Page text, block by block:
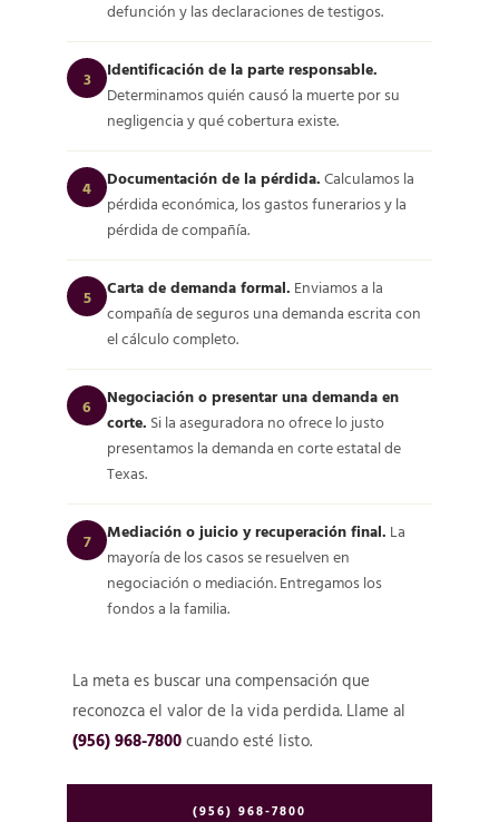
defunción y las declaraciones de testigos.
3
Identificación de la parte responsable.
Determinamos quién causó la muerte por su
negligencia y qué cobertura existe.
4 Documentación de la pérdida. Calculamos la
pérdida económica, los gastos funerarios y la
pérdida de compañía.
5 Carta de demanda formal. Enviamos a la
compañía de seguros una demanda escrita con
el cálculo completo.
6
Negociación o presentar una demanda en
corte. Si la aseguradora no ofrece lo justo
presentamos la demanda en corte estatal de
Texas.
7 Mediación o juicio y recuperación final. La
mayoría de los casos se resuelven en
negociación o mediación. Entregamos los
fondos a la familia.
La meta es buscar una compensación que
reconozca el valor de la vida perdida. Llame al
(956) 968-7800cuando esté listo.
(956) 968-7800